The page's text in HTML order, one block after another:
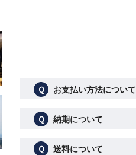
Ｑ お支払い方法について
Ｑ 納期について
Ｑ 送料について